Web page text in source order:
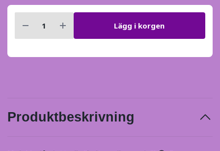
Lägg i korgen
Produktbeskrivning